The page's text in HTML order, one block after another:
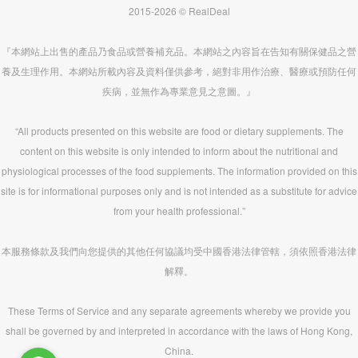
2015-2026 © RealDeal
『本網站上出售的產品乃食品或營養補充品。本網站之內容旨在告知有關保健品之營
養及生理作用。本網站所載內容及資料僅供參考，絕對非用作治療、醫療或預防任何
疾病，並無作為專業意見之意圖。』
“All products presented on this website are food or dietary supplements. The
content on this website is only intended to inform about the nutritional and
physiological processes of the food supplements. The information provided on this
site is for informational purposes only and is not intended as a substitute for advice
from your health professional.”
本服務條款及我們向您提供的其他任何協議均受中國香港法律管轄，須依照香港法律
解釋。
These Terms of Service and any separate agreements whereby we provide you
shall be governed by and interpreted in accordance with the laws of Hong Kong,
China.